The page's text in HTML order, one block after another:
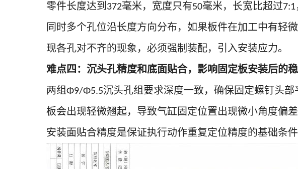
零件长度达到 372毫米，宽度只有50毫米，长宽比超过7:1
同时多个孔位沿长度方向分布，如果板件在加工中有轻
现各孔对不齐的现象，必须强制装配，引入安装应力。
难点四：沉头孔精度和底面贴合，影响固定板安装后的
两组 Φ9/Φ5.5沉头孔组要求深度一致，确保固定螺钉头
板会出现轻微翘起，导致气缸固定位置出现微小角度偏
安装面贴合精度是保证执行动作重复定位精度的基础条件